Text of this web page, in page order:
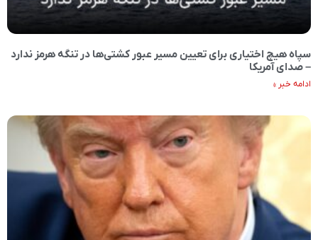
سپاه هیچ اختیاری برای تعیین مسیر عبور کشتی‌ها در تنگه هرمز ندارد
– صدای آمریکا
ادامه خبر »